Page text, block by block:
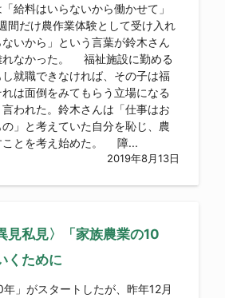
給料はいらないから働かせて」
間だけ農作業体験として受け入れ
いから」という言葉が鈴木さん
れなかった。 福祉施設に勤める
就職できなければ、その子は福
は面倒をみてもらう立場になる
われた。鈴木さんは「仕事はお
」と考えていた自分を恥じ、農
ことを考え始めた。 障...
2019年8月13日
見私見〉「家族農業の10
くために
」がスタートしたが、昨年12月